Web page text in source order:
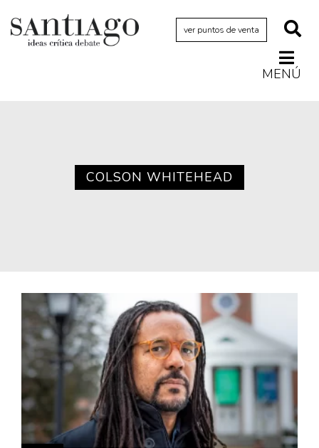
ver puntos de venta
MENÚ
Cultura
Diccionario portátil de la literatura chilena
Documentos
Fragmentos
Gran reserva
Historia
COLSON WHITEHEAD